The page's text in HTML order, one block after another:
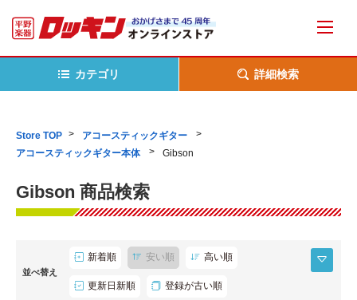
カテゴリ 詳細検索
Store TOP
アコースティックギター
アコースティックギター本体
Gibson
Gibson 商品検索
並べ替え
新着順 安い順 高い順
更新日新順 登録が古い順